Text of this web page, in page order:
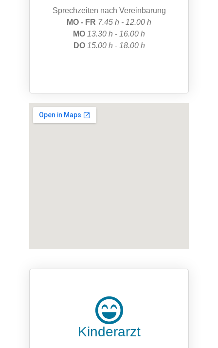
Sprechzeiten nach Vereinbarung
MO - FR 7.45 h - 12.00 h
MO 13.30 h - 16.00 h
DO 15.00 h - 18.00 h
Kinderarzt